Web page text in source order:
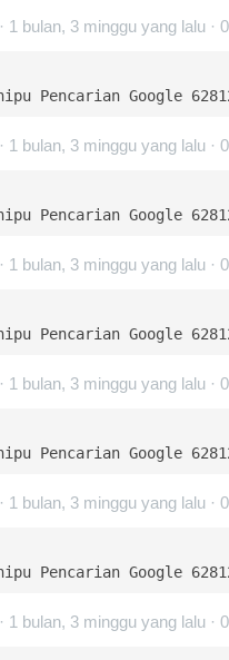
· 1 bulan, 3 minggu yang lalu · 0
· 1 bulan, 3 minggu yang lalu · 0
· 1 bulan, 3 minggu yang lalu · 0
· 1 bulan, 3 minggu yang lalu · 0
· 1 bulan, 3 minggu yang lalu · 0
· 1 bulan, 3 minggu yang lalu · 0